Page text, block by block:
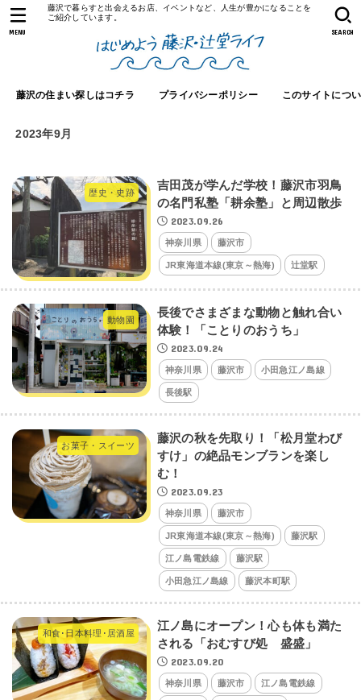
藤沢で暮らすと出会えるお店、イベントなど、人生が豊かになることを
ご紹介しています。
藤沢の住まい探しはコチラ プライバシーポリシー このサイトにつ
SEARCH
MENU
2023年9月
歴史・史跡
吉田茂が学んだ学校！藤沢市羽鳥
の名門私塾「耕余塾」と周辺散歩
2023.09.26
神奈川県 藤沢市
JR東海道本線(東京～熱海) 辻堂駅
動物園
長後でさまざまな動物と触れ合い
体験！「ことりのおうち」
2023.09.24
神奈川県 藤沢市 小田急江ノ島線
長後駅
お菓子・スイーツ
藤沢の秋を先取り！「松月堂わび
すけ」の絶品モンブランを楽し
む！
2023.09.23
神奈川県 藤沢市
JR東海道本線(東京～熱海) 藤沢駅
江ノ島電鉄線 藤沢駅
小田急江ノ島線 藤沢本町駅
和食･日本料理･居酒屋
江ノ島にオープン！心も体も満た
される「おむすび処 盛盛」
2023.09.20
神奈川県 藤沢市 江ノ島電鉄線